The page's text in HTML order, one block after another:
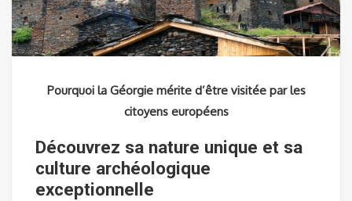
Pourquoi la Géorgie mérite d’être visitée par les
citoyens européens
Découvrez sa nature unique et sa
culture archéologique
exceptionnelle